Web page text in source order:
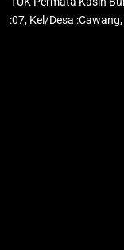
p
p
:07, Kel/Desa